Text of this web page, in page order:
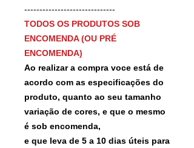
------------------------------
TODOS OS PRODUTOS SOB
ENCOMENDA (OU PRÉ
ENCOMENDA)
Ao realizar a compra voce está de
acordo com as especificações do
produto, quanto ao seu tamanho
variação de cores, e que o mesmo
é sob encomenda,
e que leva de 5 a 10 dias úteis para